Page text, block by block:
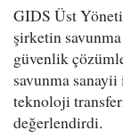
GIDS Üst
şirketin
güvenlik
savunma
teknoloji
değerlendirdi.